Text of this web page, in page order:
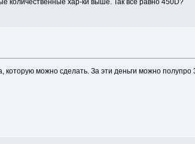
можно сделать. За эти деньги можно полупро